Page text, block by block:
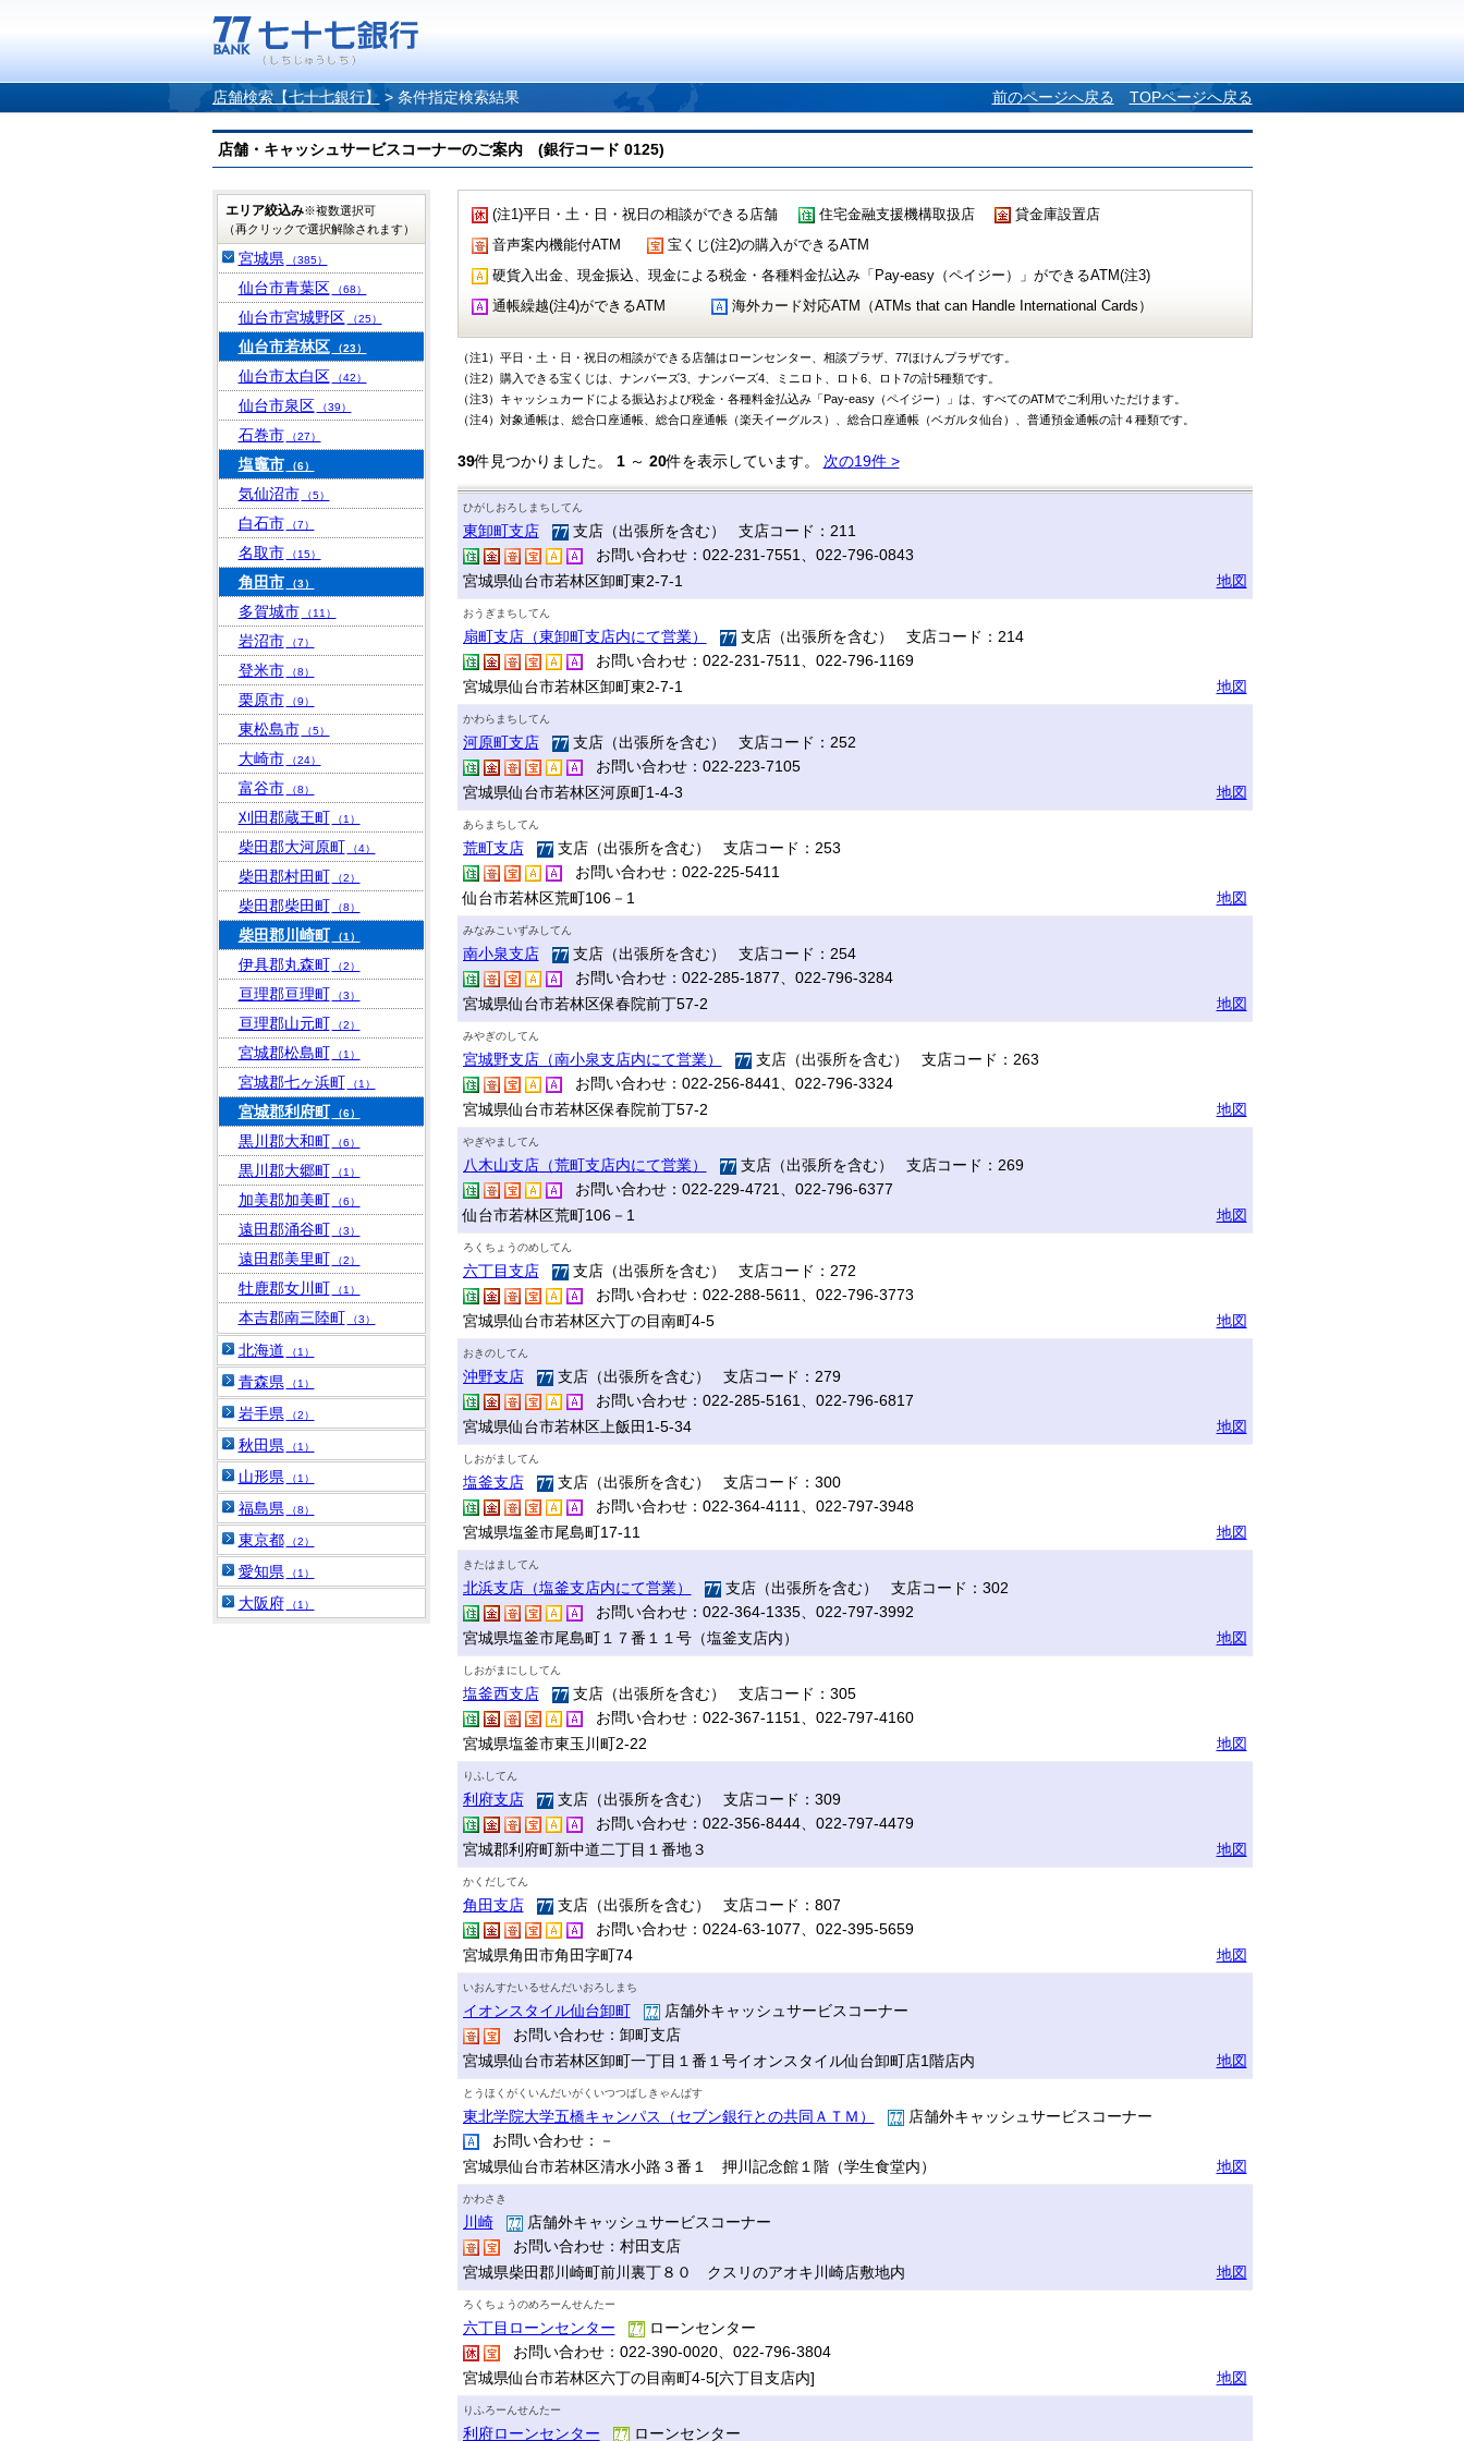
店舗検索【七十七銀行】 > 条件指定検索結果 前のページへ戻る TOPページへ戻る
店舗・キャッシュサービスコーナーのご案内 (銀行コード 0125)
(注1)平日・土・日・祝日の相談ができる店舗 住宅金融支援機構取扱店
貸金庫設置店
音声案内機能付ATM
宝くじ(注2)の購入ができるATM
硬貨入出金、現金振込、現金による税金・各種料金払込み「Pay-easy（ペイジー）」ができるATM(注3)
通帳繰越(注4)ができるATM
海外カード対応ATM（ATMs that can Handle International Cards）
（注1）平日・土・日・祝日の相談ができる店舗はローンセンター、相談プラザ、77ほけんプラザです。
（注2）購入できる宝くじは、ナンバーズ3、ナンバーズ4、ミニロト、ロト6、ロト7の計5種類です。
（注3）キャッシュカードによる振込および税金・各種料金払込み「Pay-easy（ペイジー）」は、すべてのATMでご利用いただけます。
（注4）対象通帳は、総合口座通帳、総合口座通帳（楽天イーグルス）、総合口座通帳（ベガルタ仙台）、普通預金通帳の計４種類です。
39件見つかりました。 1～ 20件を表示しています。 次の19件 >
ひがしおろしまちしてん
東卸町支店
支店（出張所を含む） 支店コード：211
お問い合わせ：022-231-7551、022-796-0843
宮城県仙台市若林区卸町東2-7-1
地図
おうぎまちしてん
扇町支店（東卸町支店内にて営業）
支店（出張所を含む） 支店コード：214
お問い合わせ：022-231-7511、022-796-1169
宮城県仙台市若林区卸町東2-7-1
地図
かわらまちしてん
河原町支店
支店（出張所を含む） 支店コード：252
お問い合わせ：022-223-7105
宮城県仙台市若林区河原町1-4-3
地図
あらまちしてん
荒町支店
支店（出張所を含む） 支店コード：253
お問い合わせ：022-225-5411
仙台市若林区荒町106－1
地図
みなみこいずみしてん
南小泉支店
支店（出張所を含む） 支店コード：254
お問い合わせ：022-285-1877、022-796-3284
宮城県仙台市若林区保春院前丁57-2
地図
みやぎのしてん
宮城野支店（南小泉支店内にて営業）
支店（出張所を含む） 支店コード：263
お問い合わせ：022-256-8441、022-796-3324
宮城県仙台市若林区保春院前丁57-2
地図
やぎやましてん
八木山支店（荒町支店内にて営業）
支店（出張所を含む） 支店コード：269
お問い合わせ：022-229-4721、022-796-6377
仙台市若林区荒町106－1
地図
ろくちょうのめしてん
六丁目支店
支店（出張所を含む） 支店コード：272
お問い合わせ：022-288-5611、022-796-3773
宮城県仙台市若林区六丁の目南町4-5
地図
おきのしてん
沖野支店
支店（出張所を含む） 支店コード：279
お問い合わせ：022-285-5161、022-796-6817
宮城県仙台市若林区上飯田1-5-34
地図
しおがましてん
塩釜支店
支店（出張所を含む） 支店コード：300
お問い合わせ：022-364-4111、022-797-3948
宮城県塩釜市尾島町17‐11
地図
きたはましてん
北浜支店（塩釜支店内にて営業）
支店（出張所を含む） 支店コード：302
お問い合わせ：022-364-1335、022-797-3992
宮城県塩釜市尾島町１７番１１号（塩釜支店内）
地図
しおがまにししてん
塩釜西支店
支店（出張所を含む） 支店コード：305
お問い合わせ：022-367-1151、022-797-4160
宮城県塩釜市東玉川町2-22
地図
りふしてん
利府支店
支店（出張所を含む） 支店コード：309
お問い合わせ：022-356-8444、022-797-4479
宮城郡利府町新中道二丁目１番地３
地図
かくだしてん
角田支店
支店（出張所を含む） 支店コード：807
お問い合わせ：0224-63-1077、022-395-5659
宮城県角田市角田字町74
地図
いおんすたいるせんだいおろしまち
イオンスタイル仙台卸町
店舗外キャッシュサービスコーナー
お問い合わせ：卸町支店
宮城県仙台市若林区卸町一丁目１番１号イオンスタイル仙台卸町店1階店内
地図
とうほくがくいんだいがくいつつばしきゃんぱす
東北学院大学五橋キャンパス（セブン銀行との共同ＡＴＭ）
店舗外キャッシュサービスコーナー
お問い合わせ：－
宮城県仙台市若林区清水小路３番１ 押川記念館１階（学生食堂内）
地図
かわさき
川崎
店舗外キャッシュサービスコーナー
お問い合わせ：村田支店
宮城県柴田郡川崎町前川裏丁８０ クスリのアオキ川崎店敷地内
地図
ろくちょうのめろーんせんたー
六丁目ローンセンター
ローンセンター
お問い合わせ：022-390-0020、022-796-3804
宮城県仙台市若林区六丁の目南町4-5[六丁目支店内]
地図
りふろーんせんたー
利府ローンセンター ローンセンター
エリア絞込み※複数選択可
（再クリックで選択解除されます）
宮城県 （385）
仙台市青葉区 （68）
仙台市宮城野区 （25）
仙台市若林区 （23）
仙台市太白区 （42）
仙台市泉区 （39）
石巻市 （27）
塩竈市 （6）
気仙沼市 （5）
白石市 （7）
名取市 （15）
角田市 （3）
多賀城市 （11）
岩沼市 （7）
登米市 （8）
栗原市 （9）
東松島市 （5）
大崎市 （24）
富谷市 （8）
刈田郡蔵王町 （1）
柴田郡大河原町 （4）
柴田郡村田町 （2）
柴田郡柴田町 （8）
柴田郡川崎町 （1）
伊具郡丸森町 （2）
亘理郡亘理町 （3）
亘理郡山元町 （2）
宮城郡松島町 （1）
宮城郡七ヶ浜町 （1）
宮城郡利府町 （6）
黒川郡大和町 （6）
黒川郡大郷町 （1）
加美郡加美町 （6）
遠田郡涌谷町 （3）
遠田郡美里町 （2）
牡鹿郡女川町 （1）
本吉郡南三陸町 （3）
北海道 （1）
青森県 （1）
岩手県 （2）
秋田県 （1）
山形県 （1）
福島県 （8）
東京都 （2）
愛知県 （1）
大阪府 （1）